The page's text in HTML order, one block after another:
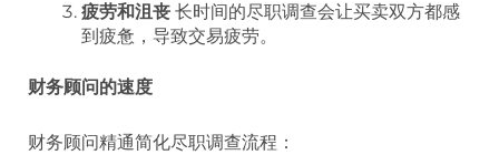
疲劳和沮丧 长时间的尽职调查会让买卖双方都感
到疲惫，导致交易疲劳。
财务顾问的速度
财务顾问精通简化尽职调查流程：